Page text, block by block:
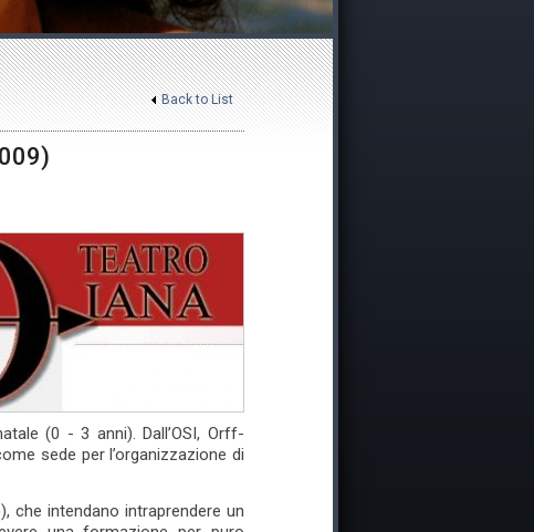
Back to List
(0 - 3 anni). Dall’OSI, Orff-
sede per l’organizzazione di
che intendano intraprendere un